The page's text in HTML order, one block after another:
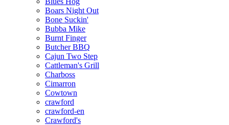
Boars Night Out
Bone Suckin'
Bubba Mike
Burnt Finger
Butcher BBQ
Cajun Two Step
Cattleman's Grill
Charboss
Cimarron
Cowtown
crawford
crawford-en
Crawford's